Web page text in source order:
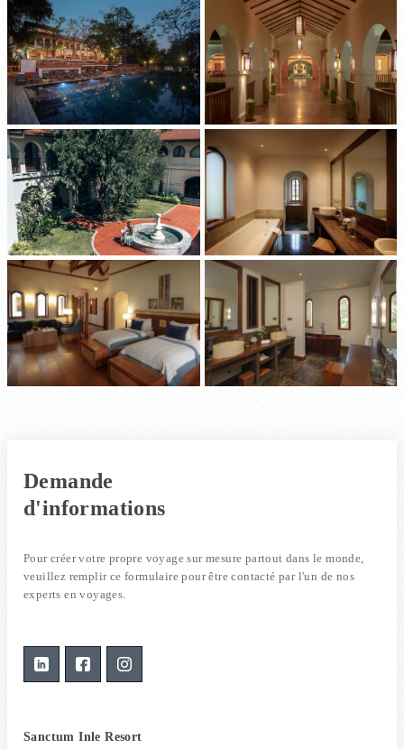
Demande
d'informations
Pour créer votre propre voyage sur mesure partout dans le monde,
veuillez remplir ce formulaire pour être contacté par l'un de nos
experts en voyages.
Sanctum Inle Resort